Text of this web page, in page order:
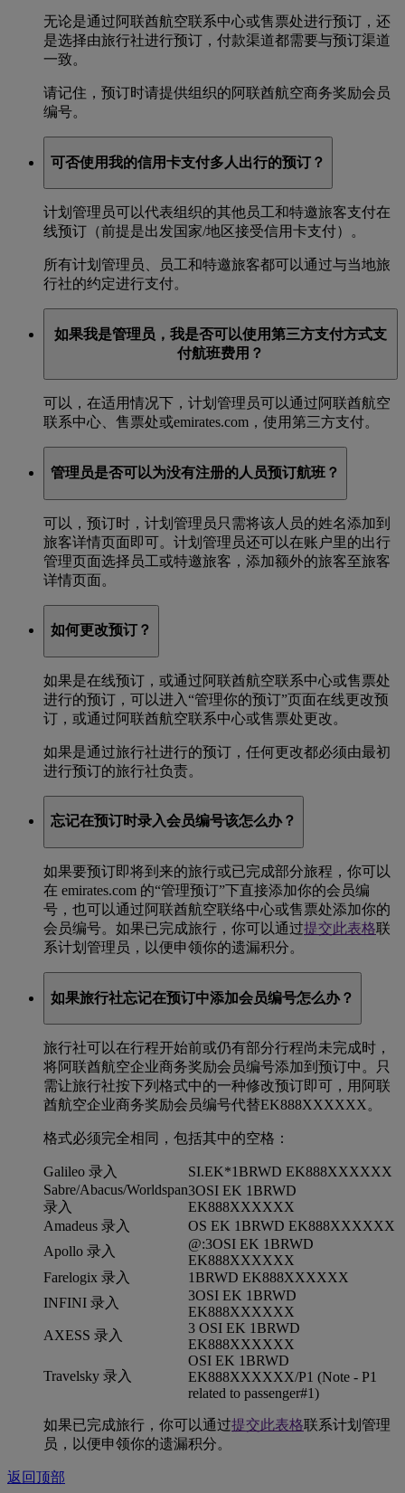
无论是通过阿联酋航空联系中心或售票处进行预订，还
是选择由旅行社进行预订，付款渠道都需要与预订渠道
一致。
请记住，预订时请提供组织的阿联酋航空商务奖励会员
编号。
可否使用我的信用卡支付多人出行的预订？
计划管理员可以代表组织的其他员工和特邀旅客支付在
线预订（前提是出发国家/地区接受信用卡支付）。
所有计划管理员、员工和特邀旅客都可以通过与当地旅
行社的约定进行支付。
如果我是管理员，我是否可以使用第三方支付方式支
付航班费用？
可以，在适用情况下，计划管理员可以通过阿联酋航空
联系中心、售票处或emirates.com，使用第三方支付。
管理员是否可以为没有注册的人员预订航班？
可以，预订时，计划管理员只需将该人员的姓名添加到
旅客详情页面即可。计划管理员还可以在账户里的出行
管理页面选择员工或特邀旅客，添加额外的旅客至旅客
详情页面。
如何更改预订？
如果是在线预订，或通过阿联酋航空联系中心或售票处
进行的预订，可以进入“管理你的预订”页面在线更改预
订，或通过阿联酋航空联系中心或售票处更改。
如果是通过旅行社进行的预订，任何更改都必须由最初
进行预订的旅行社负责。
忘记在预订时录入会员编号该怎么办？
如果要预订即将到来的旅行或已完成部分旅程，你可以
在 emirates.com 的“管理预订”下直接添加你的会员编
号，也可以通过阿联酋航空联络中心或售票处添加你的
会员编号。如果已完成旅行，你可以通过提交此表格联
系计划管理员，以便申领你的遗漏积分。
如果旅行社忘记在预订中添加会员编号怎么办？
旅行社可以在行程开始前或仍有部分行程尚未完成时，
将阿联酋航空企业商务奖励会员编号添加到预订中。只
需让旅行社按下列格式中的一种修改预订即可，用阿联
酋航空企业商务奖励会员编号代替EK888XXXXXX。
格式必须完全相同，包括其中的空格：
Galileo 录入
SI.EK*1BRWD EK888XXXXXX
Sabre/Abacus/Worldspan
录入
3OSI EK 1BRWD
EK888XXXXXX
Amadeus 录入
OS EK 1BRWD EK888XXXXXX
Apollo 录入
@:3OSI EK 1BRWD
EK888XXXXXX
Farelogix 录入
1BRWD EK888XXXXXX
INFINI 录入
3OSI EK 1BRWD
EK888XXXXXX
AXESS 录入
3 OSI EK 1BRWD
EK888XXXXXX
Travelsky 录入
OSI EK 1BRWD
EK888XXXXXX/P1 (Note - P1
related to passenger#1)
如果已完成旅行，你可以通过提交此表格联系计划管理
员，以便申领你的遗漏积分。
返回顶部